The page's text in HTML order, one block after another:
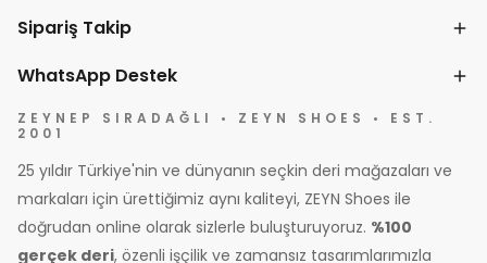
Sipariş Takip
WhatsApp Destek
ZEYNEP SIRADAĞLI • ZEYN SHOES • EST.
2001
25 yıldır Türkiye'nin ve dünyanın seçkin deri mağazaları ve
markaları için ürettiğimiz aynı kaliteyi, ZEYN Shoes ile
doğrudan online olarak sizlerle buluşturuyoruz. %100
gerçek deri, özenli işçilik ve zamansız tasarımlarımızla